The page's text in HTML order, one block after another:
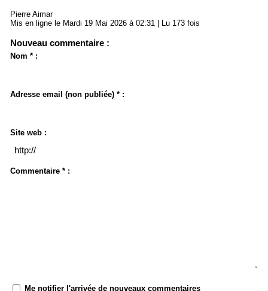
Pierre Aimar
Mis en ligne le Mardi 19 Mai 2026 à 02:31 | Lu 173 fois
Nouveau commentaire :
Nom * :
Adresse email (non publiée) * :
Site web :
Commentaire * :
Me notifier l'arrivée de nouveaux commentaires